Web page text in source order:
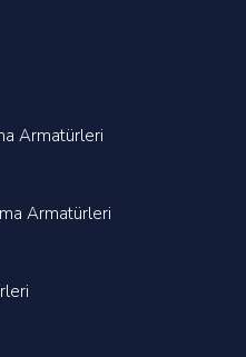
Armatürleri
Armatürleri